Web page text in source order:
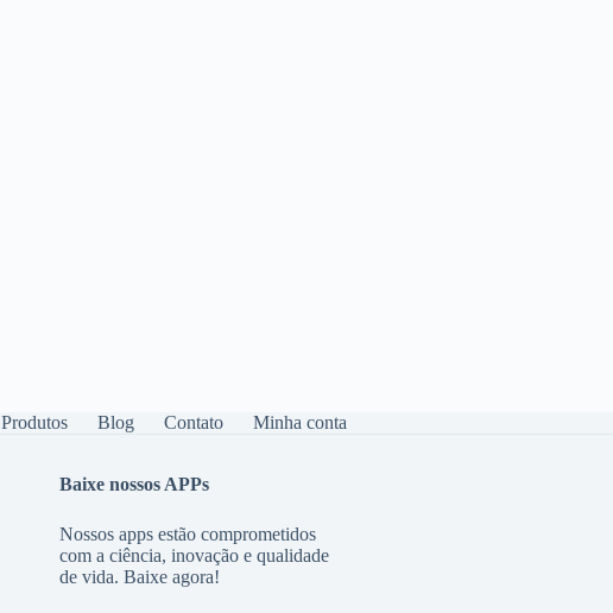
Produtos Blog Contato Minha conta
Baixe nossos APPs
Nossos apps estão comprometidos
com a ciência, inovação e qualidade
de vida. Baixe agora!